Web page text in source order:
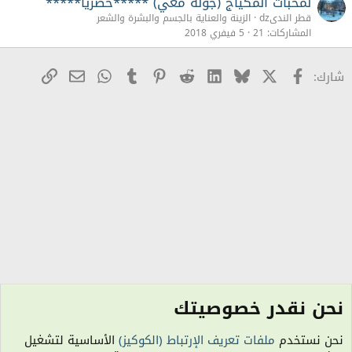
قطر الندىdz
الزينة والعناية بالجسم والبشرة والشعر
المشاركات 21 5 فيفري 2018
شارك: Facebook
X
Bluesky
LinkedIn
Reddit
Pinterest
Tumblr
WhatsApp
البريدرابط
أفكار العناية بالمنزل والديكور
نحن نقدر خصوصيتك
نحن نستخدم ملفات تعريف الإرتباط (الكوكيز) الأساسية لتشغيل